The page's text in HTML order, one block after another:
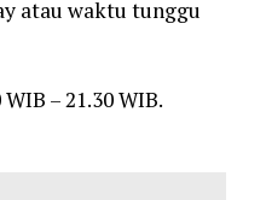
atau waktu tunggu
– 21.30 WIB.